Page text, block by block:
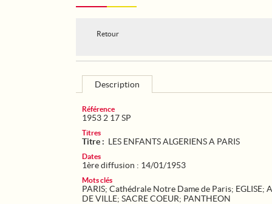
Retour
Description
Référence
1953 2 17 SP
Titres
Titre : LES ENFANTS ALGERIENS A PARIS
Dates
1ère diffusion : 14/01/1953
Mots clés
PARIS; Cathédrale Notre Dame de Paris; EGLISE;
DE VILLE; SACRE COEUR; PANTHEON